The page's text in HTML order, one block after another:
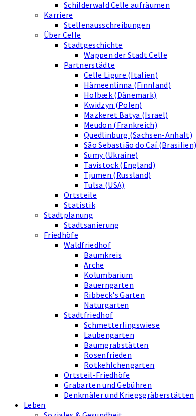
Schilderwald Celle aufräumen
Karriere
Stellenausschreibungen
Über Celle
Stadtgeschichte
Wappen der Stadt Celle
Partnerstädte
Celle Ligure (Italien)
Hämeenlinna (Finnland)
Holbæk (Dänemark)
Kwidzyn (Polen)
Mazkeret Batya (Israel)
Meudon (Frankreich)
Quedlinburg (Sachsen-Anhalt)
São Sebastião do Caí (Brasilien)
Sumy (Ukraine)
Tavistock (England)
Tjumen (Russland)
Tulsa (USA)
Ortsteile
Statistik
Stadtplanung
Stadtsanierung
Friedhöfe
Waldfriedhof
Baumkreis
Arche
Kolumbarium
Bauerngarten
Ribbeck's Garten
Naturgarten
Stadtfriedhof
Schmetterlingswiese
Laubengarten
Baumgrabstätten
Rosenfrieden
Rotkehlchengarten
Ortsteil-Friedhöfe
Grabarten und Gebühren
Denkmäler und Kriegsgräberstätten
Leben